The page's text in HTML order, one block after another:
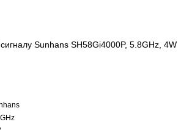
Sunhans SH58Gi4000P, 5.8GHz, 4W